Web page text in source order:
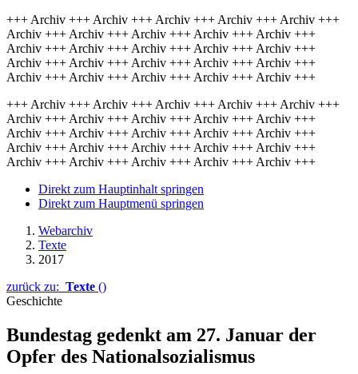
+++ Archiv +++ Archiv +++ Archiv +++ Archiv +++ Archiv +++
Archiv +++ Archiv +++ Archiv +++ Archiv +++ Archiv +++
Archiv +++ Archiv +++ Archiv +++ Archiv +++ Archiv +++
Archiv +++ Archiv +++ Archiv +++ Archiv +++ Archiv +++
Archiv +++ Archiv +++ Archiv +++ Archiv +++ Archiv +++
+++ Archiv +++ Archiv +++ Archiv +++ Archiv +++ Archiv +++
Archiv +++ Archiv +++ Archiv +++ Archiv +++ Archiv +++
Archiv +++ Archiv +++ Archiv +++ Archiv +++ Archiv +++
Archiv +++ Archiv +++ Archiv +++ Archiv +++ Archiv +++
Archiv +++ Archiv +++ Archiv +++ Archiv +++ Archiv +++
Direkt zum Hauptinhalt springen
Direkt zum Hauptmenü springen
Webarchiv
Texte
2017
zurück zu: Texte ()
Geschichte
Bundestag gedenkt am 27. Januar der
Opfer des National­sozialismus